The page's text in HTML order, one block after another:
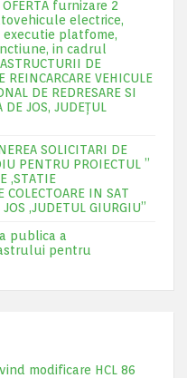
OFERTA furnizare 2
electrice,
platfome,
in cadrul
DE
VEHICULE
DE REDRESARE SI
JOS, JUDEŢUL
SOLICITARI DE
PENTRU PROIECTUL ”
,STATIE
COLECTOARE IN SAT
,JUDETUL GIURGIU”
publica a
pentru
modificare HCL 86